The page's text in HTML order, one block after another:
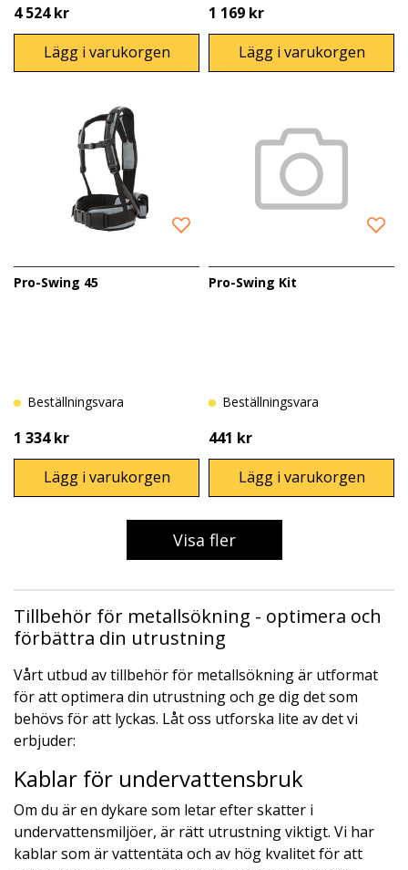
4 524 kr
Lägg i varukorgen
1 169 kr
Lägg i varukorgen
Pro-Swing 45
Beställningsvara
1 334 kr
Lägg i varukorgen
Pro-Swing Kit
Beställningsvara
441 kr
Lägg i varukorgen
Visa fler
Tillbehör för metallsökning - optimera och
förbättra din utrustning
Vårt utbud av tillbehör för metallsökning är utformat
för att optimera din utrustning och ge dig det som
behövs för att lyckas. Låt oss utforska lite av det vi
erbjuder:
Kablar för undervattensbruk
Om du är en dykare som letar efter skatter i
undervattensmiljöer, är rätt utrustning viktigt. Vi har
kablar som är vattentäta och av hög kvalitet för att